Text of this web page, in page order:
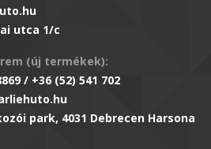
utca 1/c
(új termékek):
/ +36 (52) 541 702
park, 4031 Debrecen Harsona